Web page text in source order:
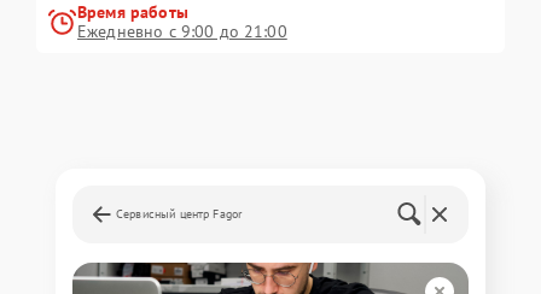
Время работы
Ежедневно с 9:00 до 21:00
Сервисный центр Fagor